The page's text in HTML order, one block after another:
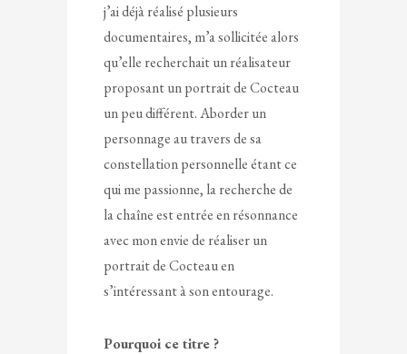
j’ai déjà réalisé plusieurs
documentaires, m’a sollicitée alors
qu’elle recherchait un réalisateur
proposant un portrait de Cocteau
un peu différent. Aborder un
personnage au travers de sa
constellation personnelle étant ce
qui me passionne, la recherche de
la chaîne est entrée en résonnance
avec mon envie de réaliser un
portrait de Cocteau en
s’intéressant à son entourage.
Pourquoi ce titre ?